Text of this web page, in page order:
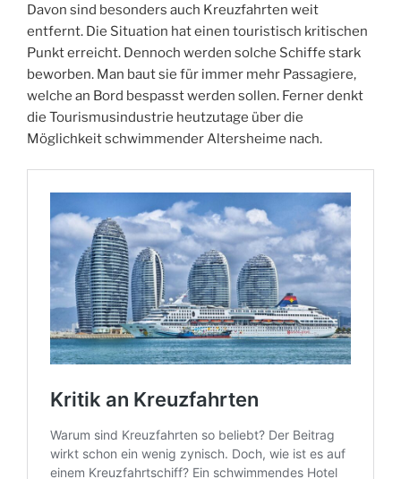
m
e
n
t
i
o
n
Davon sind besonders auch Kreuzfahrten weit
entfernt. Die Situation hat einen touristisch kritischen
Punkt erreicht. Dennoch werden solche Schiffe stark
beworben. Man baut sie für immer mehr Passagiere,
welche an Bord bespasst werden sollen. Ferner denkt
die Tourismusindustrie heutzutage über die
Möglichkeit schwimmender Altersheime nach.